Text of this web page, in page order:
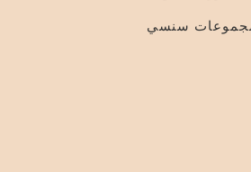
سنسي